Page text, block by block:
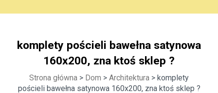
komplety pościeli bawełna satynowa
160x200, zna ktoś sklep ?
Strona główna > Dom > Architektura > komplety
pościeli bawełna satynowa 160x200, zna ktoś sklep ?